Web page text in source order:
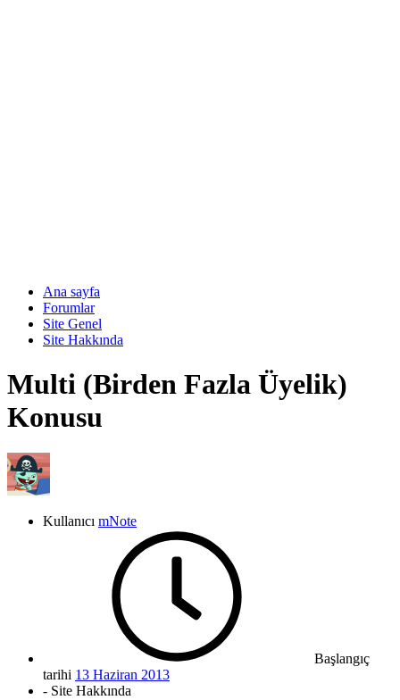
Ana sayfa
Forumlar
Site Genel
Site Hakkında
Multi (Birden Fazla Üyelik)
Konusu
Kullanıcı mNote
Başlangıç
tarihi 13 Haziran 2013
- Site Hakkında